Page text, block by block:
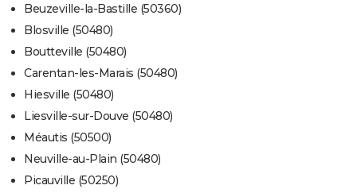
Beuzeville-la-Bastille (50360)
Blosville (50480)
Boutteville (50480)
Carentan-les-Marais (50480)
Hiesville (50480)
Liesville-sur-Douve (50480)
Méautis (50500)
Neuville-au-Plain (50480)
Picauville (50250)